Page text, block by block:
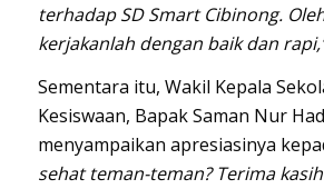
terhadap SD Smart Cibinong.
kerjakanlah dengan baik dan
Sementara itu, Wakil Kepala
Kesiswaan, Bapak Saman Nur
menyampaikan apresiasinya
sehat teman-teman? Terima